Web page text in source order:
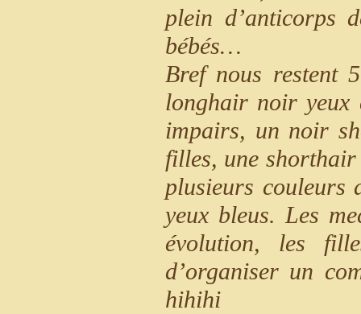
plein d’anticorps
bébés…
Bref nous restent
longhair noir yeux
impairs, un noir
filles, une shorthair
plusieurs couleurs
yeux bleus. Les
évolution, les
d’organiser un
hihihi